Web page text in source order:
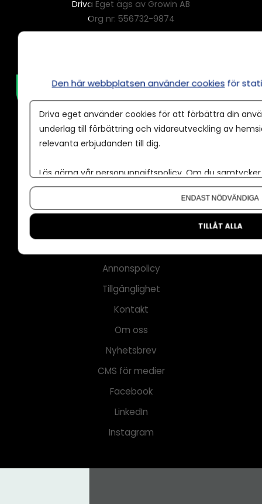
Driva Eget ägs av Growin AB
Org nr: 556732-9874
Annonsera
Om cookies
Annonspolicy
Tillgänglighet
Kontakt
Om oss
Nyhetsbrev
CMS för medier
Facebook
LinkedIn
Instagram
Den här webbplatsen använder cookies för
Driva eget använder cookies för att förbättra din
underlag till förbättring och vidareutveckling av
relevanta erbjudanden till dig.
Läs gärna vår personuppgiftspolicy. Om du
Om du vill ändra ditt val i efterhand hittar du den
ENDAST NÖDVÄNDIGA
TILLÅT ALLA